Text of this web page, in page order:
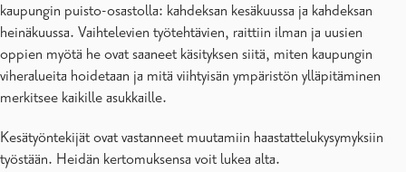
kaupungin puisto-osastolla: kahdeksan kesäkuussa ja kahdeksan
heinäkuussa. Vaihtelevien työtehtävien, raittiin ilman ja uusien
oppien myötä he ovat saaneet käsityksen siitä, miten kaupungin
viheralueita hoidetaan ja mitä viihtyisän ympäristön ylläpitäminen
merkitsee kaikille asukkaille.
Kesätyöntekijät ovat vastanneet muutamiin haastattelukysymyksiin
työstään. Heidän kertomuksensa voit lukea alta.